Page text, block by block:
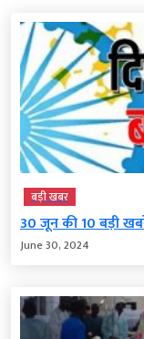
बड़ी खबर
30 जून की 10 बड़ी
June 30, 2024